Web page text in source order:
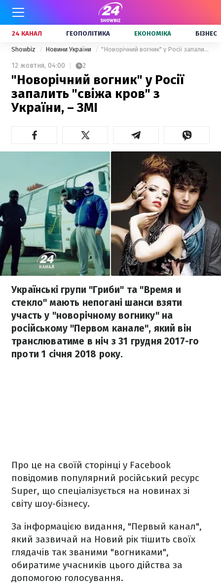
24 КАНАЛ ГЕОПОЛІТИКА ЕКОНОМІКА БІЗНЕС
Showbiz Новини України "Новорічний вогник" у Росії запалить "свіжа кров" з України, – ЗМІ
12 жовтня, 04:00 2
"Новорічний вогник" у Росії
запалить "свіжа кров" з
України, – ЗМІ
Українські групи "Гриби" та "Время и
стекло" мають непогані шанси взяти
участь у "новорічному вогнику" на
російському "Первом канале", який він
транслюватиме в ніч з 31 грудня 2017-го
проти 1 січня 2018 року.
Про це на своїй сторінці у Facebook
повідомив популярний російський ресурс
Super, що спеціалізується на новинах зі
світу шоу-бізнесу.
За інформацією видання, "Первый канал",
який зазвичай на Новий рік тішить своїх
глядачів так званими "вогниками",
обиратиме учасників цього дійства за
допомогою голосування.